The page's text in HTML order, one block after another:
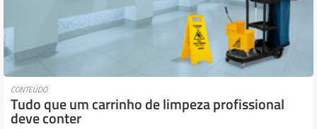
CONTEÚDO
Tudo que um carrinho de limpeza profissional
deve conter